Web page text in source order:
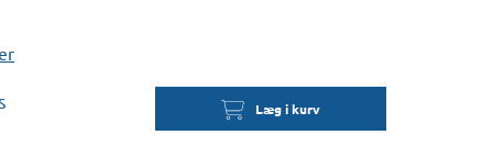
Læg i kurv